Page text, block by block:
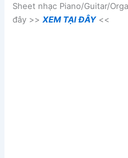
Sheet nhạc Piano/Guitar/
đây >>XEM TẠI ĐÂY<<